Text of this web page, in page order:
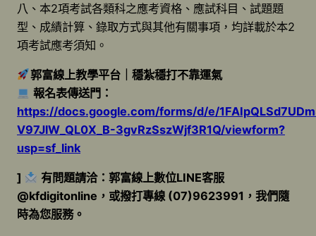
八、本2項考試各類科之應考資格、應試科目、試題題
型、成績計算、錄取方式與其他有關事項，均詳載於本2
項考試應考須知。
郭富線上教學平台｜穩紮穩打不靠運氣
報名表傳送門：
https://docs.google.com/forms/d/e/
V97JlW_QL0X_B-3gvRzSszWjf3R1Q/viewform?
usp=sf_link
]
有問題請洽：郭富線上數位LINE客服
@kfdigitonline，或撥打專線 (07)9623991，我們隨
時為您服務。